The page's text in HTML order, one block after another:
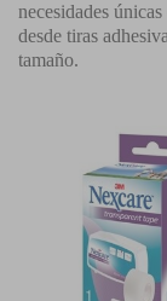
necesidades
desde tiras
tamaño.